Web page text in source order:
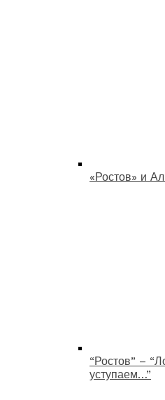
«Ростов» и
“Ростов” –
уступаем…”